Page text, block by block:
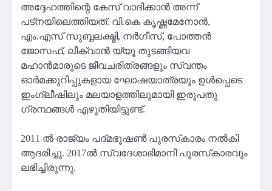
അദ്ദേഹത്തിന്റെ കേസ് വാദിക്കാന്‍ അന്ന്
പട്‌നയിലെത്തിയത്. വി.കെ കൃഷ്ണമേനോന്‍,
എം.എസ് സുബ്ബലക്ഷ്മി, നര്‍ഗീസ്, പോത്തന്‍
ജോസഫ്, ലീക്വാന്‍ യ്യൂ തുടങ്ങിയവ
മഹാന്‍മാരുടെ ജീവചരിത്രങ്ങളും സ്വന്തം
ഓര്‍മക്കുറിപ്പുകളായ ഘോഷയാത്രയും ഉള്‍പ്പെടെ
ഇംഗ്ലീഷിലും മലയാളത്തിലുമായി ഇരുപതു
ഗ്രന്ഥങ്ങള്‍ എഴുതിയിട്ടുണ്ട്.
2011 ല്‍ രാജ്യം പദ്മഭൂഷണ്‍ പുരസ്‌കാരം നല്‍കി
ആദരിച്ചു. 2017ല്‍ സ്വദേശാഭിമാനി പുരസ്‌കാരവും
ലഭിച്ചിരുന്നു.